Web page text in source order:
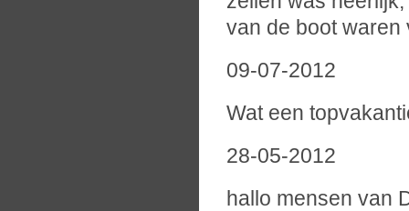
van de boot waren
09-07-2012
Wat een
28-05-2012
hallo mensen van